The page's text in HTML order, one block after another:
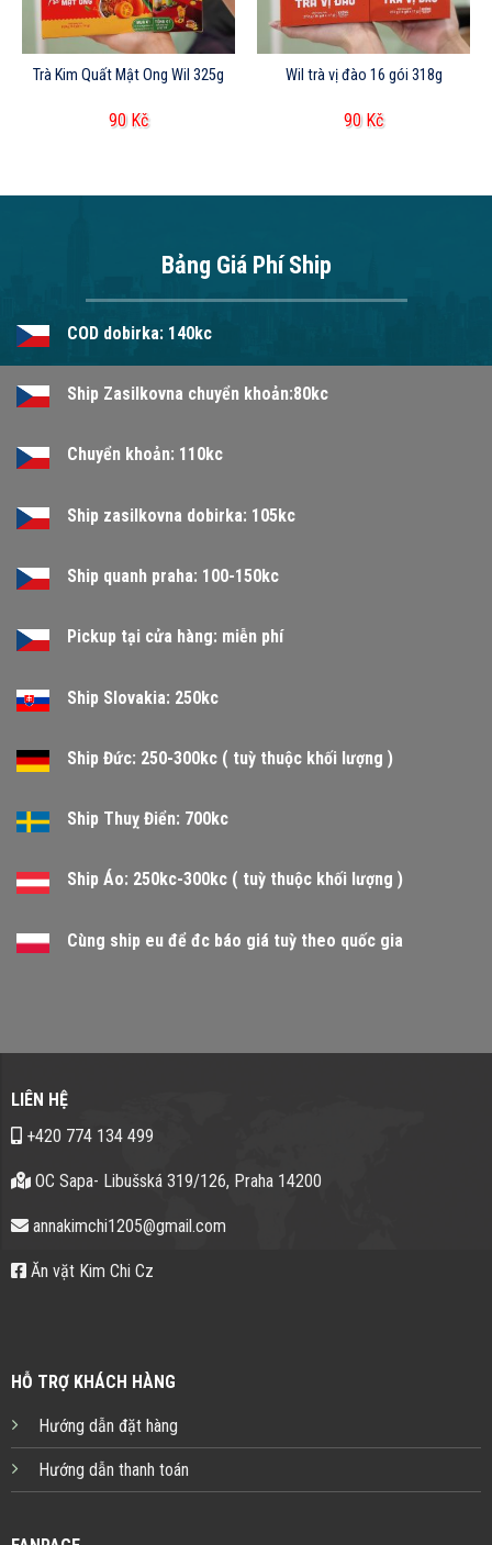
Trà Kim Quất Mật Ong Wil 325g
90 Kč
Wil trà vị đào 16 gói 318g
90 Kč
Bảng Giá Phí Ship
COD dobirka: 140kc
Ship Zasilkovna chuyển khoản:80kc
Chuyển khoản: 110kc
Ship zasilkovna dobirka: 105kc
Ship quanh praha: 100-150kc
Pickup tại cửa hàng: miễn phí
Ship Slovakia: 250kc
Ship Đức: 250-300kc ( tuỳ thuộc khối lượng )
Ship Thuỵ Điển: 700kc
Ship Áo: 250kc-300kc ( tuỳ thuộc khối lượng )
Cùng ship eu để đc báo giá tuỳ theo quốc gia
LIÊN HỆ
+420 774 134 499
OC Sapa- Libušská 319/126, Praha 14200
annakimchi1205@gmail.com
Ăn vặt Kim Chi Cz
HỖ TRỢ KHÁCH HÀNG
Hướng dẫn đặt hàng
Hướng dẫn thanh toán